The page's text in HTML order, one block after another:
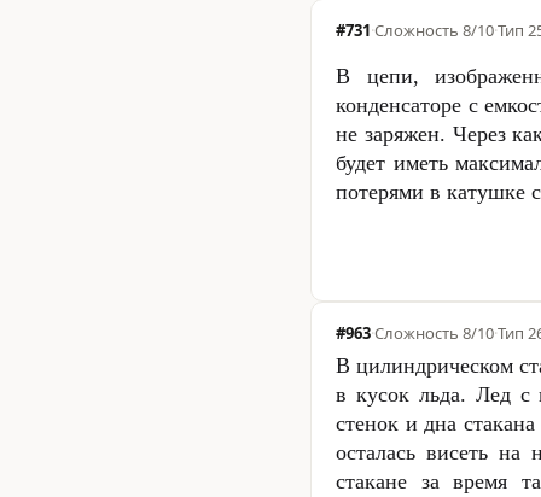
#731·Сложность 8/10·Тип
В цепи,
конденсаторе с
не заряжен. Через
будет иметь
потерями в катушке
#963·Сложность 8/10·Тип
В цилиндрическом
в кусок льда. Лед с
стенок и дна
осталась висеть
стакане за время